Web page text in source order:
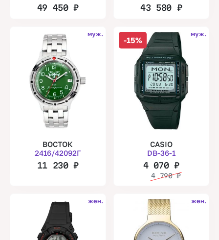
49 450₽ 43 580 ₽
муж.
ВОСТОК
2416/42092Г
11 230₽
-15%
муж.
CASIO
DB-36-1
4 070₽
4 790₽
жен. жен.